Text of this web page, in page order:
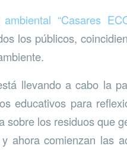
“Casares
los públicos,
llevando a cabo la
educativos para
sobre los residuos que
ahora comienzan las